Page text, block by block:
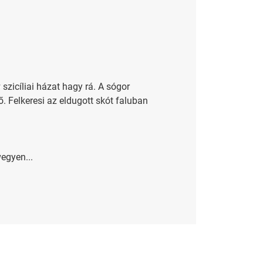
házat hagy rá. A sógor
Felkeresi az eldugott skót faluban